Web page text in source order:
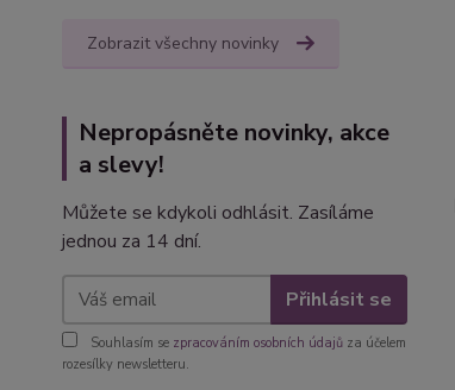
Zobrazit všechny novinky
Nepropásněte novinky, akce
a slevy!
Můžete se kdykoli odhlásit. Zasíláme
jednou za 14 dní.
Přihlásit se
Souhlasím se zpracováním osobních údajů za účelem
rozesílky newsletteru.